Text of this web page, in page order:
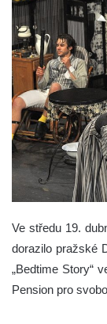
Ve středu 19.
dorazilo pražské
„Bedtime Story“
Pension pro